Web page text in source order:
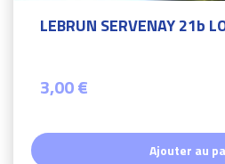
LEBRUN SERVENAY 21b
3,00 €
Ajouter au